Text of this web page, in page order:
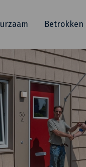
Betrokken